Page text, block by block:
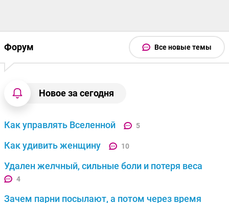
Форум Все новые темы
Новое за сегодня
Как управлять Вселенной 5
Как удивить женщину 10
Удален желчный, сильные боли и потеря веса
4
Зачем парни посылают, а потом через время